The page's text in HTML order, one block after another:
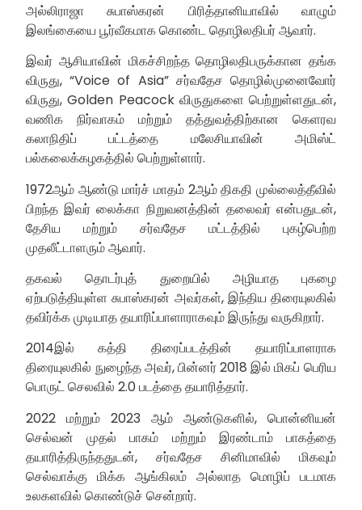
அல்லிராஜா சுபாஸ்கரன் பிரித்தானியாவில் வாழும்
இலங்கையை பூர்வீகமாக கொண்ட தொழிலதிபர் ஆவார்.
இவர் ஆசியாவின் மிகச்சிறந்த தொழிலதிபருக்கான தங்க
விருது, “Voice of Asia” சர்வதேச தொழில்முனைவோர்
விருது, Golden Peacock விருதுகளை பெற்றுள்ளதுடன்,
வணிக நிர்வாகம் மற்றும் தத்துவத்திற்கான கெளரவ
கலாநிதிப் பட்டத்தை மலேசியாவின் அமிஸ்ட்
பல்கலைக்கழகத்தில் பெற்றுள்ளார்.
1972ஆம் ஆண்டு மார்ச் மாதம் 2ஆம் திகதி முல்லைத்தீவில்
பிறந்த இவர் லைக்கா நிறுவனத்தின் தலைவர் என்பதுடன்,
தேசிய மற்றும் சர்வதேச மட்டத்தில் புகழ்பெற்ற
முதலீட்டாளரும் ஆவார்.
தகவல் தொடர்புத் துறையில் அழியாத புகழை
ஏற்படுத்தியுள்ள சுபாஸ்கரன் அவர்கள், இந்திய திரையுலகில்
தவிர்க்க முடியாத தயாரிப்பாளாராகவும் இருந்து வருகிறார்.
2014இல் கத்தி திரைப்படத்தின் தயாரிப்பாளராக
திரையுலகில் நுழைந்த அவர், பின்னர் 2018 இல் மிகப் பெரிய
பொருட் செலவில் 2.0 படத்தை தயாரித்தார்.
2022 மற்றும் 2023 ஆம் ஆண்டுகளில், பொன்னியன்
செல்வன் முதல் பாகம் மற்றும் இரண்டாம் பாகத்தை
தயாரித்திருந்ததுடன், சர்வதேச சினிமாவில் மிகவும்
செல்வாக்கு மிக்க ஆங்கிலம் அல்லாத மொழிப் படமாக
உலகளவில் கொண்டுச் சென்றார்.